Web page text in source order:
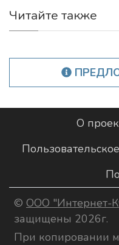
Читайте также
О
© ООО "Интернет-
защищены 2026г.
При копировании